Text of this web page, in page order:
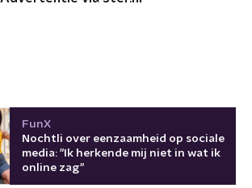
FunX
Nochtli over eenzaamheid op sociale
media: "Ik herkende mij niet in wat ik
online zag"